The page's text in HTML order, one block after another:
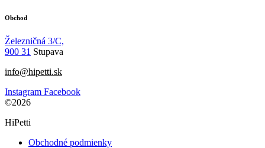
Obchod
Železničná 3/C,
900 31 Stupava
info@hipetti.sk
Instagram Facebook
©2026
HiPetti
Obchodné podmienky